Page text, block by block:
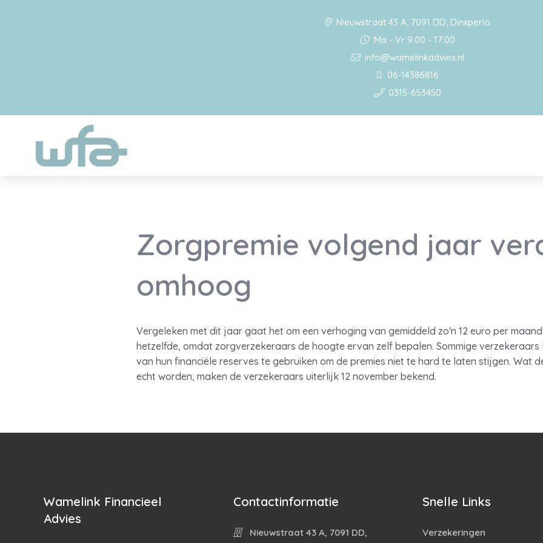
Nieuwstraat 43 A, 7091 DD, Dinxperlo
Ma - Vr 9:00 - 17:00
info@wamelinkadvies.nl
06-14386816
0315-653450
Zorgpremie volgend jaar
omhoog
Vergeleken met dit jaar gaat het om een verhoging van gemiddeld zo'n 12 euro per
hetzelfde, omdat zorgverzekeraars de hoogte ervan zelf bepalen. Sommige verzekeraars
van hun financiële reserves te gebruiken om de premies niet te hard te laten stijgen. Wat
echt worden, maken de verzekeraars uiterlijk 12 november bekend.
Wamelink Financieel
Advies
Contactinformatie
Nieuwstraat 43 A, 7091 DD,
Snelle Links
Verzekeringen